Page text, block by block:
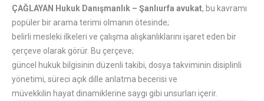
ÇAĞLAYAN Hukuk Danışmanlık – Şanlıurfa avukat, bu kavramı
popüler bir arama terimi olmanın ötesinde;
belirli mesleki ilkeleri ve çalışma alışkanlıklarını işaret eden bir
çerçeve olarak görür. Bu çerçeve;
güncel hukuk bilgisinin düzenli takibi, dosya takviminin disiplinli
yönetimi, süreci açık dille anlatma becerisi ve
müvekkilin hayat dinamiklerine saygı gibi unsurları içerir.